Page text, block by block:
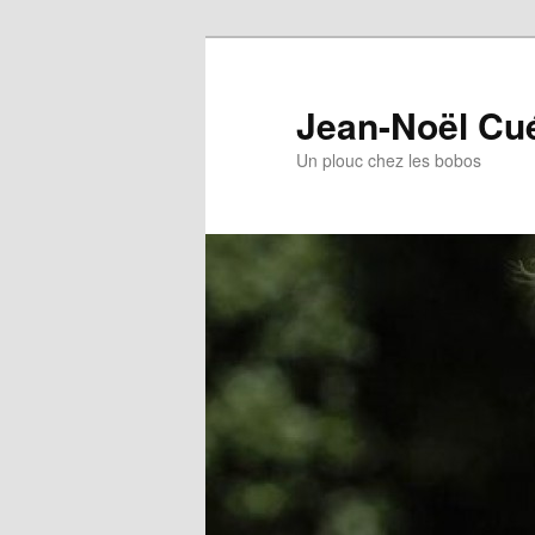
Jean-Noël
Un plouc chez les bobos